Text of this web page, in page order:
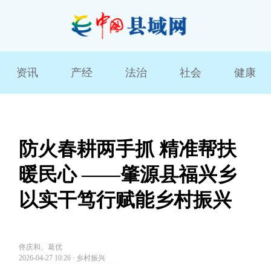
资讯 产经 法治 社会 健康
防火春耕两手抓 精准帮扶
暖民心 ——肇源县福兴乡
以实干笃行赋能乡村振兴
佟庆和、葛优
2026-04-27 10:26 ∙ 乡村振兴